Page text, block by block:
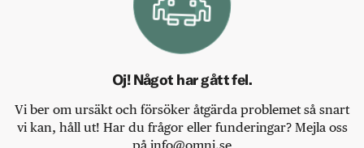
Oj! Något har gått fel.
Vi ber om ursäkt och försöker åtgärda problemet så snart
vi kan, håll ut! Har du frågor eller funderingar? Mejla oss